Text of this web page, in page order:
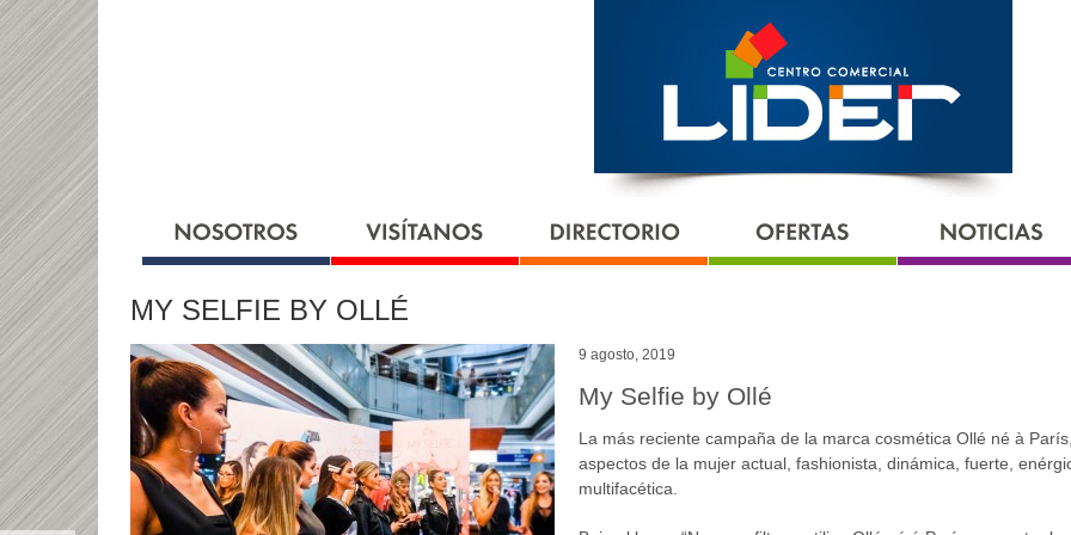
MY SELFIE BY OLLÉ
9 agosto, 2019
My Selfie by Ollé
La más reciente campaña de la marca cosmética Ollé né à
aspectos de la mujer actual, fashionista, dinámica, fuerte,
multifacética.